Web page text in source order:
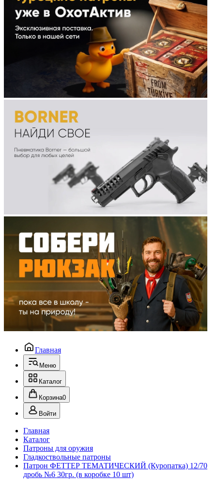
Главная
Меню
Каталог
Корзина0
Войти
Главная
Каталог
Патроны для оружия
Гладкоствольные патроны
Патрон ФЕТТЕР ТЕМАТИЧЕСКИЙ (Куропатка) 12/70
дробь №6 30гр. (в коробке 10 шт)